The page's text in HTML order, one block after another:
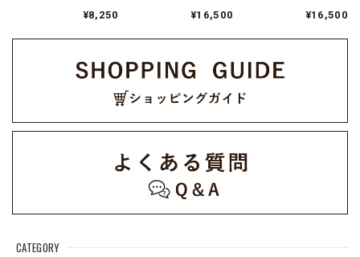
CATEGORY
／ ライトグレー RSB-
¥8,250
ワイト RAO-4(CW)
¥16,500
ブラック RAO-4(BK)
¥16,500